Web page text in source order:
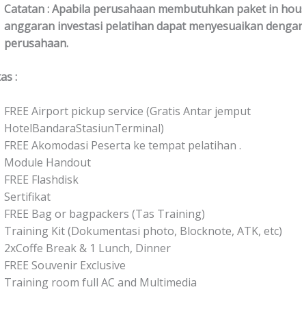
Catatan :Apabila perusahaan membutuhkan paket in
anggaran investasi pelatihan dapat menyesuaikan
perusahaan.
:
FREE Airport pickup service (Gratis Antar jemput
HotelBandaraStasiunTerminal)
FREE Akomodasi Peserta ke tempat pelatihan .
Module Handout
FREE Flashdisk
Sertifikat
FREE Bag or bagpackers (Tas Training)
Training Kit (Dokumentasi photo, Blocknote, ATK, etc)
2xCoffe Break & 1 Lunch, Dinner
FREE Souvenir Exclusive
Training room full AC and Multimedia